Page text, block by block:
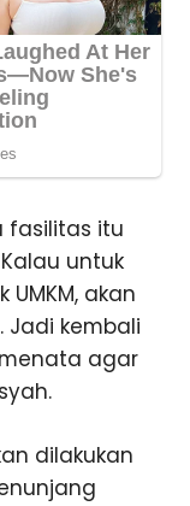
fasilitas itu
untuk
UMKM, akan
Jadi kembali
agar
dilakukan